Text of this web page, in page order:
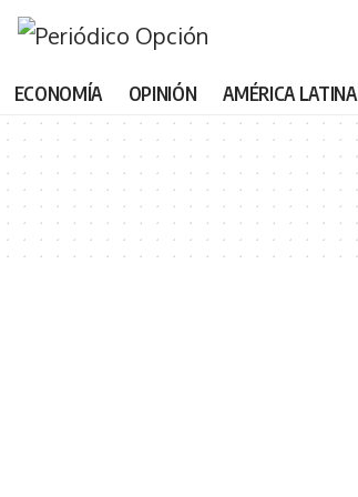
ECONOMÍA OPINIÓN AMÉRICA LATINA